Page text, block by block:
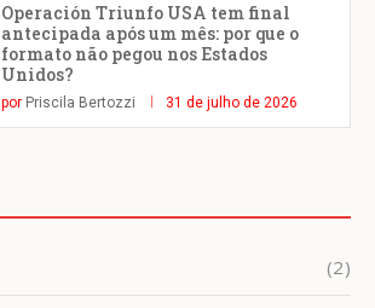
Operación Triunfo USA tem final
antecipada após um mês: por que o
formato não pegou nos Estados
Unidos?
por Priscila Bertozzi 31 de julho de 2026
(2)